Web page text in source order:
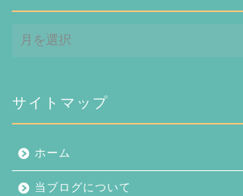
ー
ブ
サイトマップ
ホーム
当ブログについて